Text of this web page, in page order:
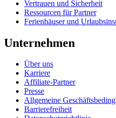
Vertrauen und Sicherheit
Ressourcen für Partner
Ferienhäuser und
Unternehmen
Über uns
Karriere
Affiliate-Partner
Presse
Allgemeine
Barrierefreiheit